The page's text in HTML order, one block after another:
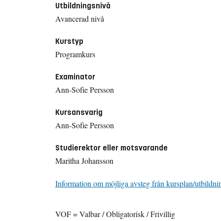
Utbildningsnivå
Avancerad nivå
Kurstyp
Programkurs
Examinator
Ann-Sofie Persson
Kursansvarig
Ann-Sofie Persson
Studierektor eller motsvarande
Maritha Johansson
Information om möjliga avsteg från kursplan/
VOF = Valbar / Obligatorisk / Frivillig